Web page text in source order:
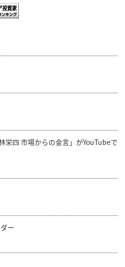
栄四 市場からの金言」がYouTubeで
ー